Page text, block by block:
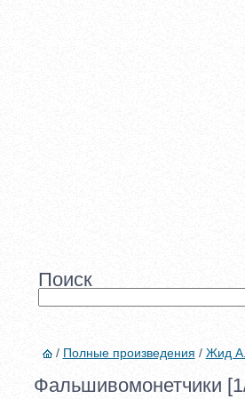
Поиск
/ Полные произведения / Жид А.
Фальшивомонетчики